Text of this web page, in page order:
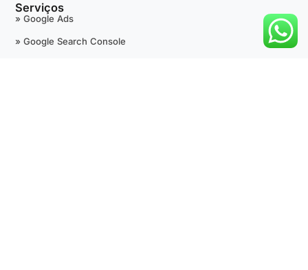
Serviços
» Google Ads
» Google Search Console